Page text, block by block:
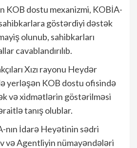
KOB dostu mexanizmi, KOBİA-
göstərdiyi dəstək
olunub, sahibkarları
cavablandırılıb.
Xızı rayonu Heydər
yerləşən KOB dostu ofisində
və xidmətlərin göstərilməsi
tanış olublar.
nın İdarə Heyətinin sədri
və Agentliyin nümayəndələri